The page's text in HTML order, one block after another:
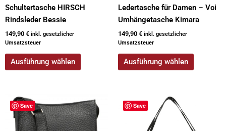
Schultertasche HIRSCH
Rindsleder Bessie
149,90 € inkl. gesetzlicher
Umsatzsteuer
Ausführung wählen
Ledertasche für Damen – Voi
Umhängetasche Kimara
149,90 € inkl. gesetzlicher
Umsatzsteuer
Ausführung wählen
Save
Dieses
Produkt
weist
Save
Dieses
Produkt